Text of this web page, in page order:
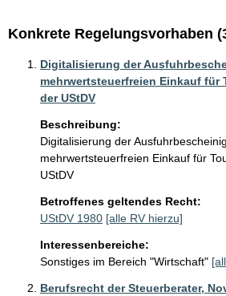
Konkrete Regelungsvorhaben
Digitalisierung der
mehrwertsteuerfreien Einkauf für
der UStDV
Beschreibung:
Digitalisierung der
mehrwertsteuerfreien Einkauf für
UStDV
Betroffenes geltendes Recht:
UStDV 1980 [alle RV hierzu]
Interessenbereiche:
Sonstiges im Bereich "Wirtschaft"
Berufsrecht der Steuerberater,